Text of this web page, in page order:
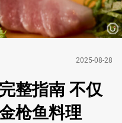
2025-08-28
整指南 不仅
枪鱼料理